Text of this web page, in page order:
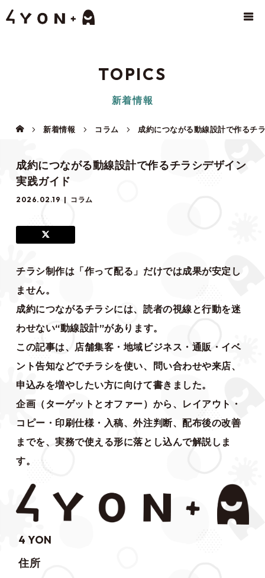
TOPICS
新着情報
新着情報 コラム 成約につながる動線設計で作るチ
成約につながる動線設計で作るチラシデザイン
実践ガイド
2026.02.19 コラム
チラシ制作は「作って配る」だけでは成果が安定し
ません。
成約につながるチラシには、読者の視線と行動を迷
わせない“動線設計”があります。
この記事は、店舗集客・地域ビジネス・通販・イベ
ント告知などでチラシを使い、問い合わせや来店、
申込みを増やしたい方に向けて書きました。
企画（ターゲットとオファー）から、レイアウト・
コピー・印刷仕様・入稿、外注判断、配布後の改善
までを、実務で使える形に落とし込んで解説しま
す。
4 YON
住所